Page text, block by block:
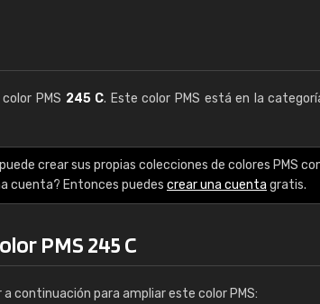
PMS 245 C. Este color PMS está en la
crear sus propias colecciones de colores PMS
cuenta? Entonces puedes crear una cuenta gratis.
PMS 245 C
a continuación para ampliar este color PMS: